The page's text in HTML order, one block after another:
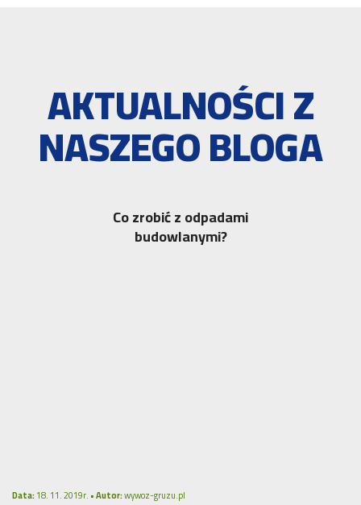
AKTUALNOŚCI Z
NASZEGO BLOGA
Co zrobić z odpadami
budowlanymi?
Data:18. 11. 2019r. •Autor:wywoz-gruzu.pl